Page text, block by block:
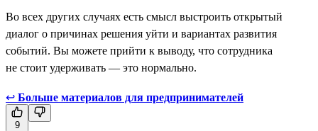
Во всех других случаях есть смысл выстроить открытый
диалог о причинах решения уйти и вариантах развития
событий. Вы можете прийти к выводу, что сотрудника
не стоит удерживать — это нормально.
↩ Больше материалов для предпринимателей
9